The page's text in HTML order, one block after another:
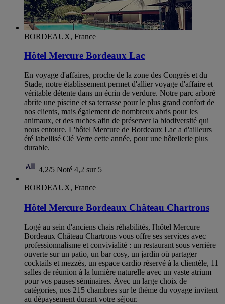
BORDEAUX, France
Hôtel Mercure Bordeaux Lac
En voyage d'affaires, proche de la zone des Congrès et du
Stade, notre établissement permet d'allier voyage d'affaire et
véritable détente dans un écrin de verdure. Notre parc arboré
abrite une piscine et sa terrasse pour le plus grand confort de
nos clients, mais également de nombreux abris pour les
animaux, et des ruches afin de préserver la biodiversité qui
nous entoure. L'hôtel Mercure de Bordeaux Lac a d'ailleurs
été labellisé Clé Verte cette année, pour une hôtellerie plus
durable.
4,2/5 Noté 4,2 sur 5
BORDEAUX, France
Hôtel Mercure Bordeaux Château Chartrons
Logé au sein d'anciens chais réhabilités, l'hôtel Mercure
Bordeaux Château Chartrons vous offre ses services avec
professionnalisme et convivialité : un restaurant sous verrière
ouverte sur un patio, un bar cosy, un jardin où partager
cocktails et mezzés, un espace cardio réservé à la clientèle, 11
salles de réunion à la lumière naturelle avec un vaste atrium
pour vos pauses séminaires. Avec un large choix de
catégories, nos 215 chambres sur le thème du voyage invitent
au dépaysement durant votre séjour.